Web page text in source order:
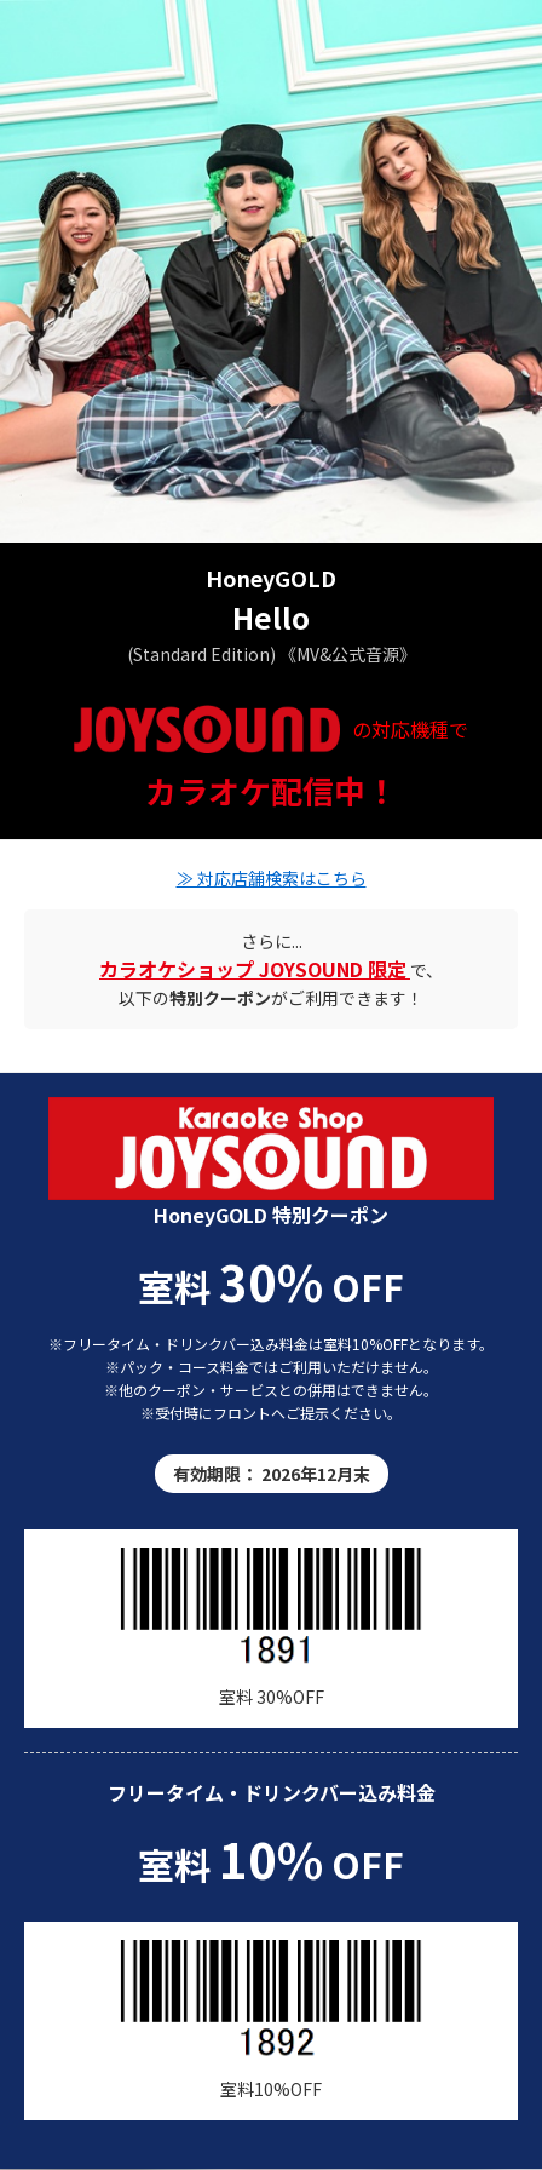
HoneyGOLD
Hello
(Standard Edition) 《MV&公式音源》
の対応機種で
配信ステータスカラオケ配信中！
対応店舗とクーポン情報
≫ 対応店舗検索はこちら
さらに...
カラオケショップ JOYSOUND 限定 で、
以下の特別クーポンがご利用できます！
カラオケショップ JOYSOUND 特別クーポン
HoneyGOLD 特別クーポン
室料30% OFF
※フリータイム・ドリンクバー込み料金は室料10%OFFとなります。
※パック・コース料金ではご利用いただけません。
※他のクーポン・サービスとの併用はできません。
※受付時にフロントへご提示ください。
有効期限： 2026年12月末
室料 30%OFF
フリータイム・ドリンクバー込み料金
室料 10% OFF
室料10%OFF